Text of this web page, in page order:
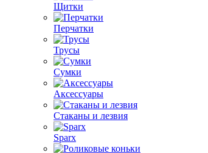
Щитки
Перчатки
Трусы
Сумки
Аксессуары
Стаканы и лезвия
Sparx